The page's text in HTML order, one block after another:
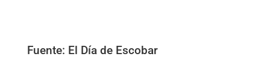
Fuente: El Día de Escobar